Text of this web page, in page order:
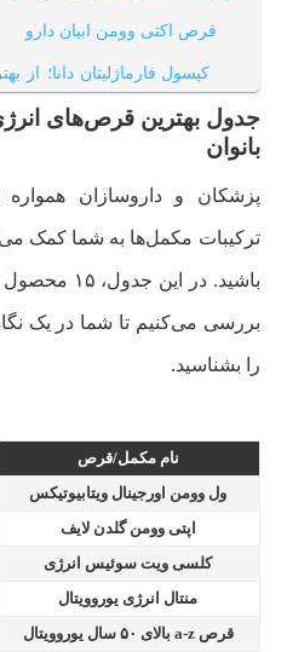
قرص اکتی وومن ابیان دارو
کپسول فارماژلیتان دانا؛
خستگی بانوان
کپسول انرژیفیکس هرباویوا
کپسول مولتی دیلی
انرژی‌زا و رفع خستگی بانوان
قرص اکتی آیرون ابیان دارو
قرص مولتی ویتامین بانوان
قرص جوشان انرژی آپوویتال؛
قرص جوشان انرژی نیچرز پلنتی
کپسول مولتی ویتامین بانوان
کپسول کربوفایت کارن
جدول بهترین قرص‌های
بانوان
پزشکان و داروسازان همواره
ترکیبات مکمل‌ها به شما کمک
باشید. در
بررسی می‌کنیم تا شما در یک
را بشناسید.
نام مکمل/قرص
ول وومن اورجینال ویتابیوتیکس
اپتی وومن گلدن لایف
کلسی ویت سوئیس انرژی
منتال انرژی یوروویتال
قرص a-z بالای ۵۰ سال یوروویتال